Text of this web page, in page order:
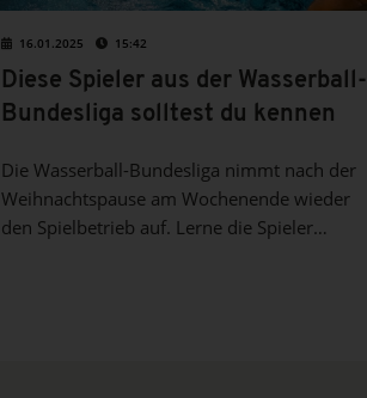
16.01.2025 15:42
Diese Spieler aus der Wasserball-
Bundesliga solltest du kennen
Die Wasserball-Bundesliga nimmt nach der
Weihnachtspause am Wochenende wieder
den Spielbetrieb auf. Lerne die Spieler